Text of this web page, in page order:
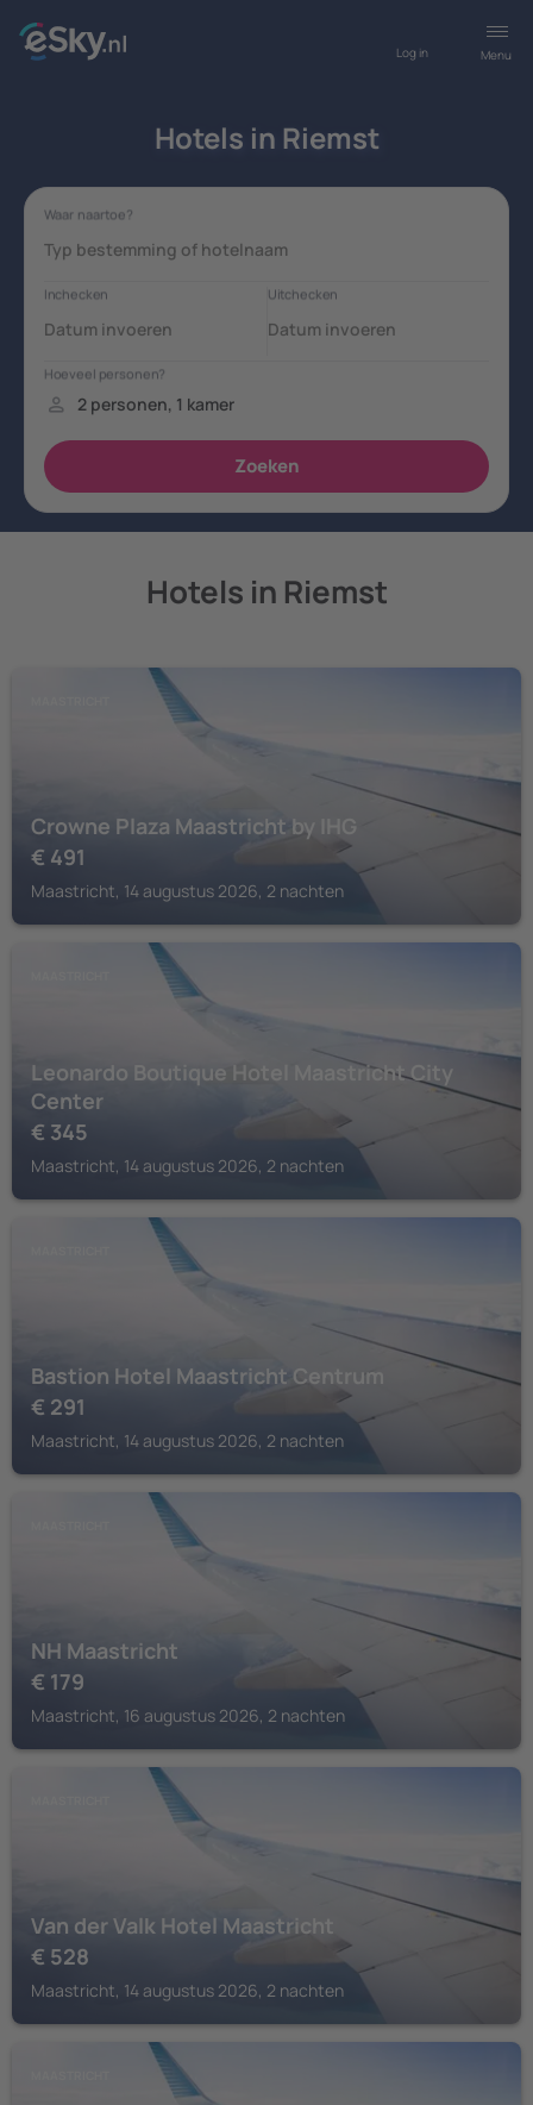
Menu
Log in
Hotels in Riemst
Hotels in Riemst
Crowne Plaza Maastricht by IHG
€ 491
Maastricht, 14 augustus 2026, 2 nachten
Leonardo Boutique Hotel Maastricht City
Center
€ 345
Maastricht, 14 augustus 2026, 2 nachten
Bastion Hotel Maastricht Centrum
€ 291
Maastricht, 14 augustus 2026, 2 nachten
NH Maastricht
€ 179
Maastricht, 16 augustus 2026, 2 nachten
Van der Valk Hotel Maastricht
€ 528
Maastricht, 14 augustus 2026, 2 nachten